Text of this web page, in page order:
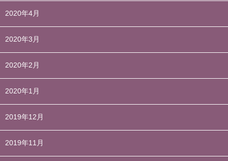
2020年4月
2020年3月
2020年2月
2020年1月
2019年12月
2019年11月